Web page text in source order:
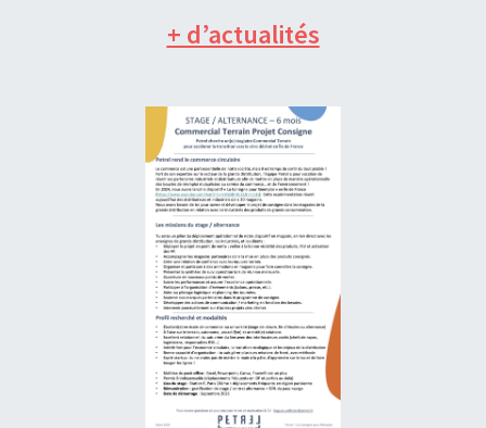
+ d’actualités